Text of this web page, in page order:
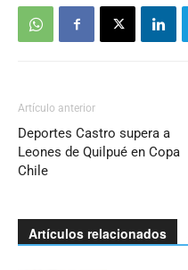
Artículo anterior
Deportes Castro supera a
Leones de Quilpué en Copa
Chile
Artículos relacionados